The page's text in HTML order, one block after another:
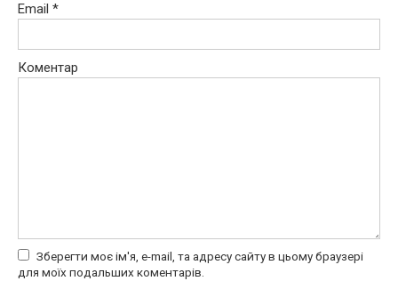
Email *
Коментар
Зберегти моє ім'я, e-mail, та адресу сайту в цьому браузері
для моїх подальших коментарів.